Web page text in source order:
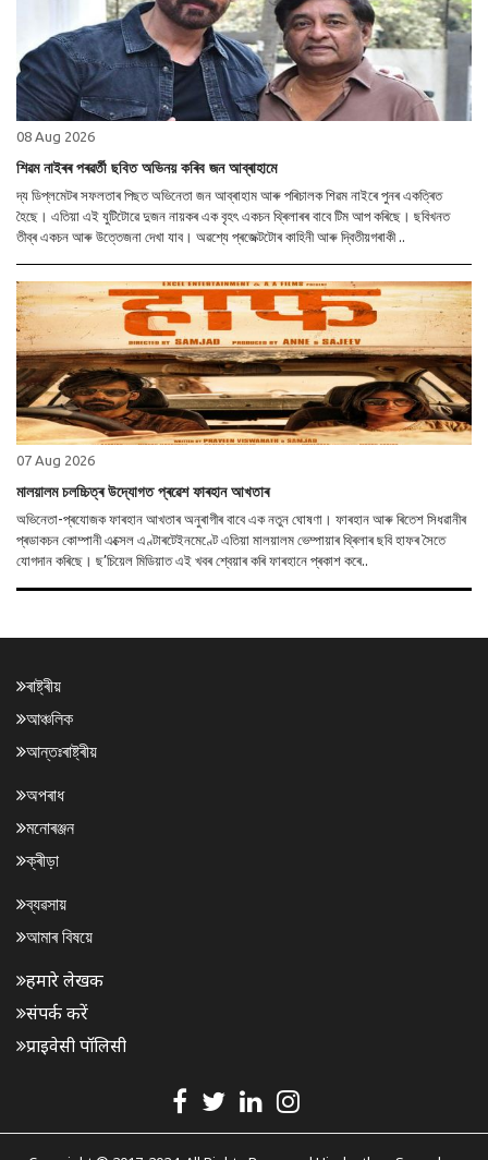
08 Aug 2026
শিৱম নাইৰৰ পৰৱৰ্তী ছবিত অভিনয় কৰিব জন আব্ৰাহামে
দ্য ডিপ্লমেটৰ সফলতাৰ পিছত অভিনেতা জন আব্ৰাহাম আৰু পৰিচালক শিৱম নাইৰে পুনৰ একত্ৰিত
হৈছে। এতিয়া এই যুটিটোৱে দুজন নায়কৰ এক বৃহৎ একচন থ্ৰিলাৰৰ বাবে টিম আপ কৰিছে। ছবিখনত
তীব্ৰ একচন আৰু উত্তেজনা দেখা যাব। অৱশ্যে প্ৰজেক্টটোৰ কাহিনী আৰু দ্বিতীয়গৰাকী ..
07 Aug 2026
মালয়ালম চলচ্চিত্ৰ উদ্যোগত প্ৰৱেশ ফাৰহান আখতাৰ
অভিনেতা-প্ৰযোজক ফাৰহান আখতাৰ অনুৰাগীৰ বাবে এক নতুন ঘোষণা। ফাৰহান আৰু ৰিতেশ সিধৱানীৰ
প্ৰডাকচন কোম্পানী এক্সেল এণ্টাৰটেইনমেণ্টে এতিয়া মালয়ালম ভেম্পায়াৰ থ্ৰিলাৰ ছবি হাফৰ সৈতে
যোগদান কৰিছে। ছ’চিয়েল মিডিয়াত এই খবৰ শ্বেয়াৰ কৰি ফাৰহানে প্ৰকাশ কৰে..
ৰাষ্ট্ৰীয়
আঞ্চলিক
আন্তঃৰাষ্ট্ৰীয়
অপৰাধ
মনোৰঞ্জন
ক্ৰীড়া
ব্যৱসায়
আমাৰ বিষয়ে
हमारे लेखक
संपर्क करें
प्राइवेसी पॉलिसी